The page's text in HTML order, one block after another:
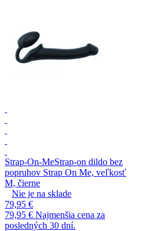
Strap-On-MeStrap-on dildo bez
popruhov Strap On Me, veľkosť
M, čierne
Nie je na sklade
79,95 €
79,95 € Najmenšia cena za
posledných 30 dní.